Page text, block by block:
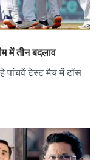
में तीन बदलाव
पांचवें टेस्ट मैच में टॉस